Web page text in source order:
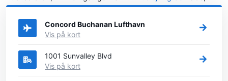
hvor du kan vælge, i hvilken by i USA du ønsker at leje en bil.
Concord Buchanan Lufthavn
Vis på kort
1001 Sunvalley Blvd
Vis på kort